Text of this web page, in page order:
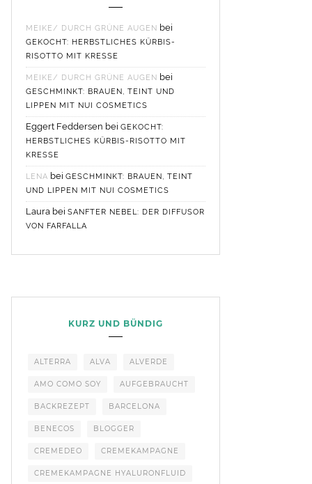
MEIKE/ DURCH GRÜNE AUGEN bei
GEKOCHT: HERBSTLICHES KÜRBIS-
RISOTTO MIT KRESSE
MEIKE/ DURCH GRÜNE AUGEN bei
GESCHMINKT: BRAUEN, TEINT UND
LIPPEN MIT NUI COSMETICS
Eggert Feddersen bei GEKOCHT:
HERBSTLICHES KÜRBIS-RISOTTO MIT
KRESSE
LENA bei GESCHMINKT: BRAUEN, TEINT
UND LIPPEN MIT NUI COSMETICS
Laura bei SANFTER NEBEL: DER DIFFUSOR
VON FARFALLA
KURZ UND BÜNDIG
ALTERRA ALVA ALVERDE
AMO COMO SOY AUFGEBRAUCHT
BACKREZEPT BARCELONA
BENECOS BLOGGER
CREMEDEO CREMEKAMPAGNE
CREMEKAMPAGNE HYALURONFLUID